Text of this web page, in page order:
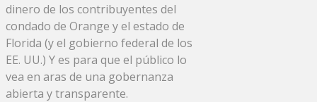
dinero de los contribuyentes del
condado de Orange y el estado de
Florida (y el gobierno federal de los
EE. UU.) Y es para que el público lo
vea en aras de una gobernanza
abierta y transparente.